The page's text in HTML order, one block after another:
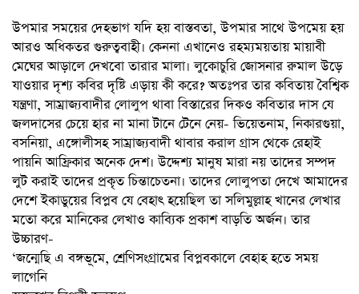
উপমার সময়ের দেহভাগ যদি হয় বাস্তবতা, উপমার সাথে উপমেয় হয়
আরও অধিকতর গুরুত্ববাহী। কেননা এখানেও রহম্যময়তায় মায়াবী
মেঘের আড়ালে দেখবো তারার মালা। লুকোচুরি জোসনার রুমাল উড়ে
যাওয়ার দৃশ্য কবির দৃষ্টি এড়ায় কী করে? অতঃপর তার কবিতায় বৈশ্বিক
যন্ত্রণা, সাম্রাজ্যবাদীর লোলুপ থাবা বিস্তারের দিকও কবিতার দাস যে
জলদাসের চেয়ে হার না মানা টানে টেনে নেয়- ভিয়েতনাম, নিকারগুয়া,
বসনিয়া, এঙ্গোলীসহ সাম্রাজ্যবাদী থাবার করাল গ্রাস থেকে রেহাই
পায়নি আফ্রিকার অনেক দেশ। উদ্দেশ্য মানুষ মারা নয় তাদের সম্পদ
লুট করাই তাদের প্রকৃত চিন্তাচেতনা। তাদের লোলুপতা দেখে আমাদের
দেশে ইকাডুয়ের বিপ্লব যে বেহাৎ হয়েছিল তা সলিমুল্লাহ খানের লেখার
মতো করে মানিকের লেখাও কাব্যিক প্রকাশ বাড়তি অর্জন। তার
উচ্চারণ-
‘জন্মেছি এ বঙ্গভূমে, শ্রেণিসংগ্রামের বিপ্লবকালে বেহাহ হতে সময়
লাগেনি